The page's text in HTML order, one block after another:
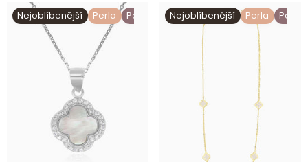
Nejoblíbenější Perla Perleť
Stříbrný přívěsek s perlou ve
tvaru čtyřlístku
Nejoblíbenější Perla Perleť
Elegantní náhrdelník ve tvaru
zlatého čtyřlístku